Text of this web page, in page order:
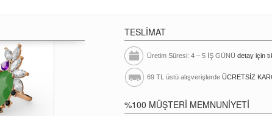
TESLİMAT
Üretim Süresi: 4 – 5 İŞ GÜNÜ detay için
69 TL üstü alışverişlerde ÜCRETSİZ
%100 MÜŞTERİ MEMNUNİYETİ